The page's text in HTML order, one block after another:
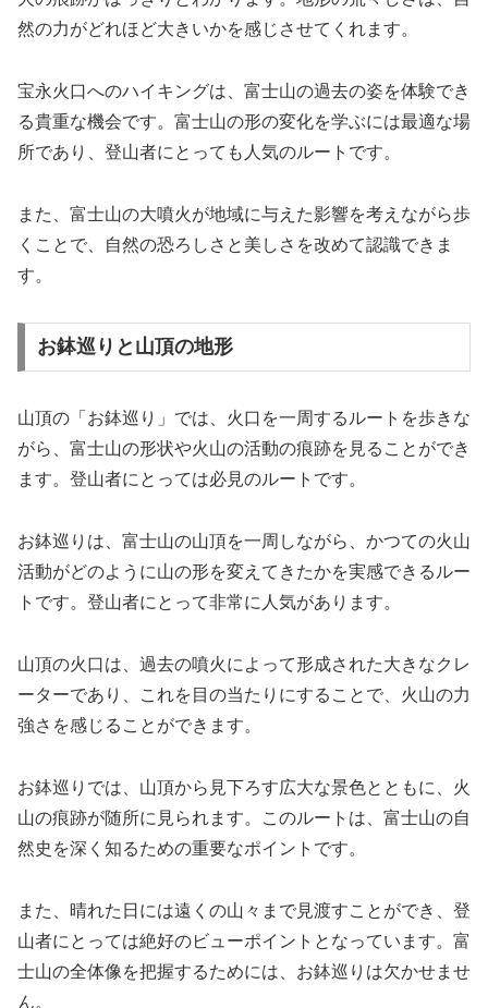
然の力がどれほど大きいかを感じさせてくれます。
宝永火口へのハイキングは、富士山の過去の姿を体験でき
る貴重な機会です。富士山の形の変化を学ぶには最適な場
所であり、登山者にとっても人気のルートです。
また、富士山の大噴火が地域に与えた影響を考えながら歩
くことで、自然の恐ろしさと美しさを改めて認識できま
す。
お鉢巡りと山頂の地形
山頂の「お鉢巡り」では、火口を一周するルートを歩きな
がら、富士山の形状や火山の活動の痕跡を見ることができ
ます。登山者にとっては必見のルートです。
お鉢巡りは、富士山の山頂を一周しながら、かつての火山
活動がどのように山の形を変えてきたかを実感できるルー
トです。登山者にとって非常に人気があります。
山頂の火口は、過去の噴火によって形成された大きなクレ
ーターであり、これを目の当たりにすることで、火山の力
強さを感じることができます。
お鉢巡りでは、山頂から見下ろす広大な景色とともに、火
山の痕跡が随所に見られます。このルートは、富士山の自
然史を深く知るための重要なポイントです。
また、晴れた日には遠くの山々まで見渡すことができ、登
山者にとっては絶好のビューポイントとなっています。富
士山の全体像を把握するためには、お鉢巡りは欠かせませ
ん。